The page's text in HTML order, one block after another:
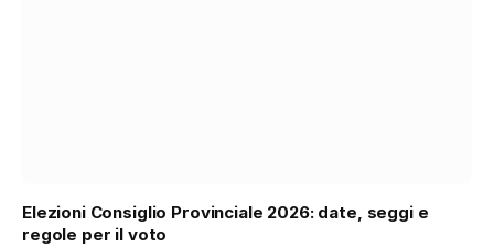
Elezioni Consiglio Provinciale 2026: date, seggi e
regole per il voto